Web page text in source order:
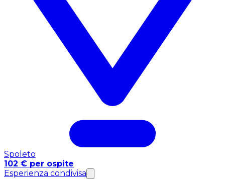
Spoleto
102 € per ospite
Esperienza condivisa